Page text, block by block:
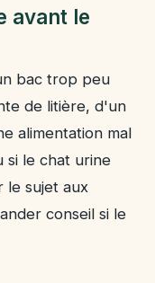
avant le
bac trop peu
de litière, d'un
alimentation mal
si le chat urine
le sujet aux
conseil si le